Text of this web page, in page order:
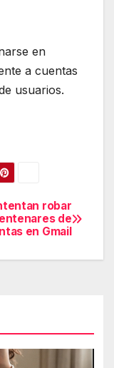
en
a cuentas
usuarios.
robar
de
en Gmail